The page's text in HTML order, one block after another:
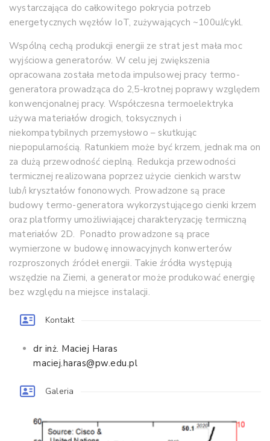
wystarczająca do całkowitego pokrycia potrzeb
energetycznych węzłów IoT, zużywających ~100uJ/cykl.
Wspólną cechą produkcji energii ze strat jest mała moc
wyjściowa generatorów. W celu jej zwiększenia
opracowana została metoda impulsowej pracy termo-
generatora prowadząca do 2,5-krotnej poprawy względem
konwencjonalnej pracy. Współczesna termoelektryka
używa materiałów drogich, toksycznych i
niekompatybilnych przemysłowo – skutkując
niepopularnością. Ratunkiem może być krzem, jednak ma on
za dużą przewodność cieplną. Redukcja przewodności
termicznej realizowana poprzez użycie cienkich warstw
lub/i kryształów fononowych. Prowadzone są prace
budowy termo-generatora wykorzystującego cienki krzem
oraz platformy umożliwiającej charakteryzację termiczną
materiałów 2D. Ponadto prowadzone są prace
wymierzone w budowę innowacyjnych konwerterów
rozproszonych źródeł energii. Takie źródła występują
wszędzie na Ziemi, a generator może produkować energię
bez względu na miejsce instalacji.
Kontakt
dr inż. Maciej Haras
maciej.haras@pw.edu.pl
Galeria